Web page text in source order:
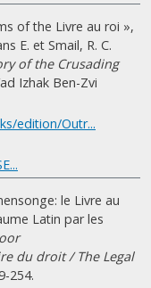
of the Livre au roi »,
E. et Smail, R. C.
of the Crusading
Izhak Ben-Zvi
edition/Outr...
le Livre au
Latin par les
du droit / The Legal
254.